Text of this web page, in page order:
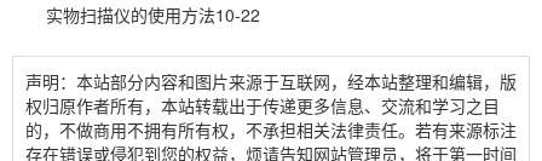
实物扫描仪的使用方法10-22
声明：本站部分内容和图片来源于互联网，经本站整理和编辑，版
权归原作者所有，本站转载出于传递更多信息、交流和学习之目
的，不做商用不拥有所有权，不承担相关法律责任。若有来源标注
存在错误或侵犯到您的权益，烦请告知网站管理员，将于第一时间